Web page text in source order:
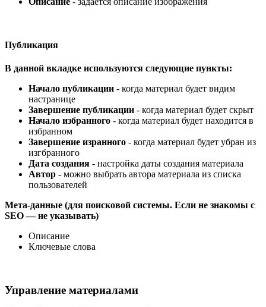
Публикация
В данной вкладке используются следующие пункты:
Начало публикации - когда материал будет видим
настранице
Завершение публикации - когда материал будет скрыт
Начало избранного - когда материал будет находится в
избранном
Завершение изранного - когда материал будет убран из
изгбранного
Дата создания - настройка даты создания материала
Автор - можно выбрать автора материала из списка
пользователей
Мета-данные (для поисковой системы. Если не знакомы с
SEO — не указывать)
Описание
Ключевые слова
Управление материалами